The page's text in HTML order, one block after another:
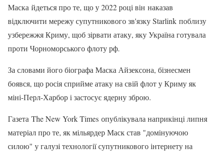
Маска йдеться про те, що у 2022 році він наказав
відключити мережу супутникового зв'язку Starlink поблизу
узбережжя Криму, щоб зірвати атаку, яку Україна готувала
проти Чорноморського флоту рф.
За словами його біографа Маска Айзексона, бізнесмен
боявся, що росія сприйме атаку на свій флот у Криму як
міні-Перл-Харбор і застосує ядерну зброю.
Газета The New York Times опублікувала наприкінці липня
матеріал про те, як мільярдер Маск став "домінуючою
силою" у галузі технології супутникового інтернету на